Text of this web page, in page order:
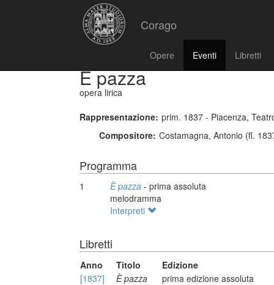
Corago
Opere Eventi Libretti
È pazza
opera lirica
Rappresentazione: prim. 1837 - Piacenza,
Compositore: Costamagna, Antonio (fl.
Programma
1 È pazza - prima assoluta
melodramma
Interpreti
Libretti
Anno Titolo
Edizione
[1837]
È pazza prima edizione assoluta